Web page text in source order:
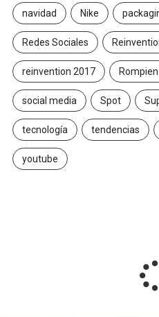
navidad Nike
Redes Sociales
reinvention 2017
social media Spot
tecnología tendencias
youtube